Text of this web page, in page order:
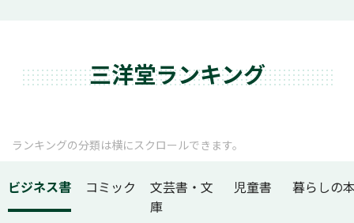
三洋堂ランキング
ランキングの分類は横にスクロールできます。
ビジネス書 コミック
文芸書・文
庫
児童書 暮らしの